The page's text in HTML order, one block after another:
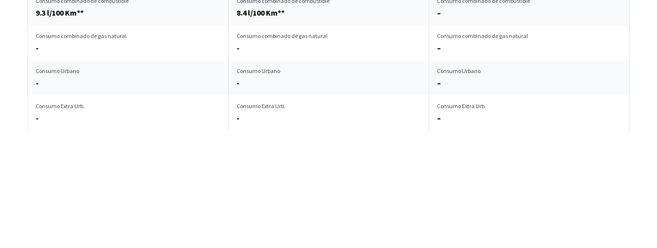
9.3 l/100 Km** 8.4 l/100 Km** –
Consumo combinado de gas natural
-
Consumo combinado de gas natural
-
Consumo combinado de gas natural
–
Consumo Urbano
-
Consumo Urbano
-
Consumo Urbano
–
Consumo Extra Urb.
-
Consumo Extra Urb.
-
Consumo Extra Urb.
–